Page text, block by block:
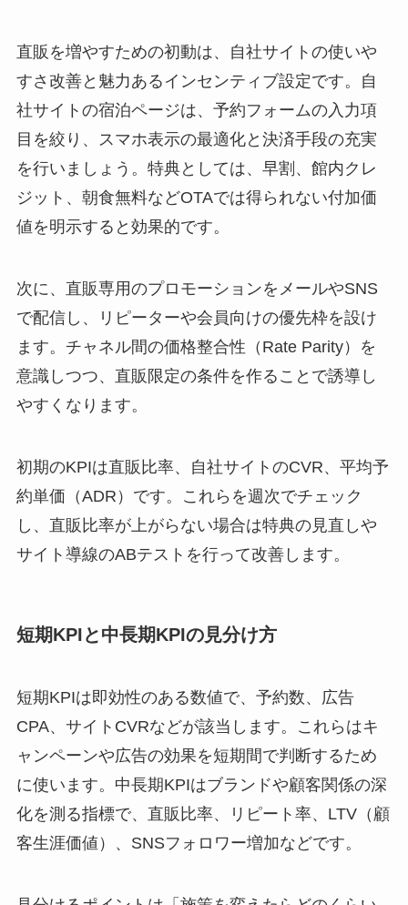
直販を増やすための初動は、自社サイトの使いや
すさ改善と魅力あるインセンティブ設定です。自
社サイトの宿泊ページは、予約フォームの入力項
目を絞り、スマホ表示の最適化と決済手段の充実
を行いましょう。特典としては、早割、館内クレ
ジット、朝食無料などOTAでは得られない付加価
値を明示すると効果的です。
次に、直販専用のプロモーションをメールやSNS
で配信し、リピーターや会員向けの優先枠を設け
ます。チャネル間の価格整合性（Rate Parity）を
意識しつつ、直販限定の条件を作ることで誘導し
やすくなります。
初期のKPIは直販比率、自社サイトのCVR、平均予
約単価（ADR）です。これらを週次でチェック
し、直販比率が上がらない場合は特典の見直しや
サイト導線のABテストを行って改善します。
短期KPIと中長期KPIの見分け方
短期KPIは即効性のある数値で、予約数、広告
CPA、サイトCVRなどが該当します。これらはキ
ャンペーンや広告の効果を短期間で判断するため
に使います。中長期KPIはブランドや顧客関係の深
化を測る指標で、直販比率、リピート率、LTV（顧
客生涯価値）、SNSフォロワー増加などです。